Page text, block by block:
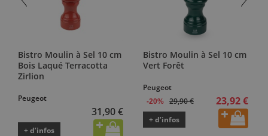
Bistro Moulin à Sel 10 cm
Bois Laqué Terracotta
Zirlion
Peugeot
31,90 €
+ d’infos
Bistro Moulin à Sel 10 cm
Vert Forêt
Peugeot
-20% 29,90 € 23,92 €
+ d’infos